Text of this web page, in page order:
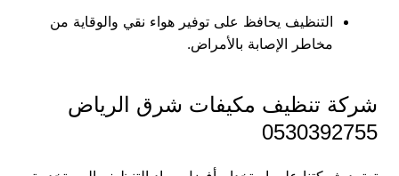
التنظيف يحافظ على توفير هواء نقي والوقاية من
مخاطر الإصابة بالأمراض.
شركة تنظيف مكيفات شرق الرياض
0530392755